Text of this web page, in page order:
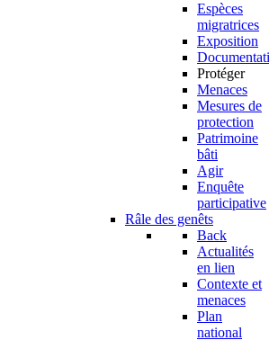
Espèces
migratrices
Exposition
Protéger
Menaces
Mesures de
protection
Patrimoine
bâti
Agir
Enquête
participative
Râle des genêts
Back
Actualités
en lien
Contexte et
menaces
Plan
national